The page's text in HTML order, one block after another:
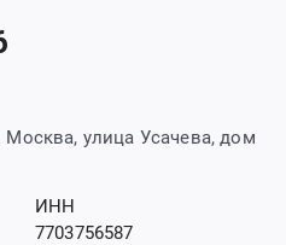
улица Усачева, дом
ИНН
7703756587